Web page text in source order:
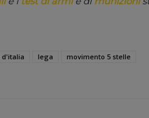
lega
movimento 5 stelle